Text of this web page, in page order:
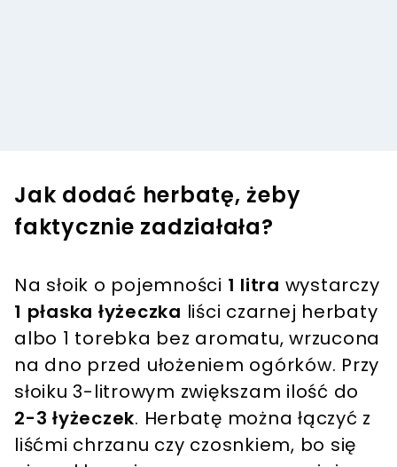
Jak dodać herbatę, żeby
faktycznie zadziałała?
Na słoik o pojemności 1 litra wystarczy
1 płaska łyżeczka liści czarnej herbaty
albo 1 torebka bez aromatu, wrzucona
na dno przed ułożeniem ogórków. Przy
słoiku 3-litrowym zwiększam ilość do
2-3 łyżeczek. Herbatę można łączyć z
liśćmi chrzanu czy czosnkiem, bo się